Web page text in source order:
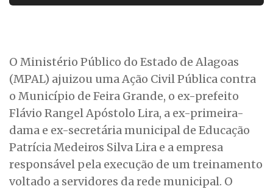
O Ministério Público do Estado de Alagoas
(MPAL) ajuizou uma Ação Civil Pública contra
o Município de Feira Grande, o ex-prefeito
Flávio Rangel Apóstolo Lira, a ex-primeira-
dama e ex-secretária municipal de Educação
Patrícia Medeiros Silva Lira e a empresa
responsável pela execução de um treinamento
voltado a servidores da rede municipal. O